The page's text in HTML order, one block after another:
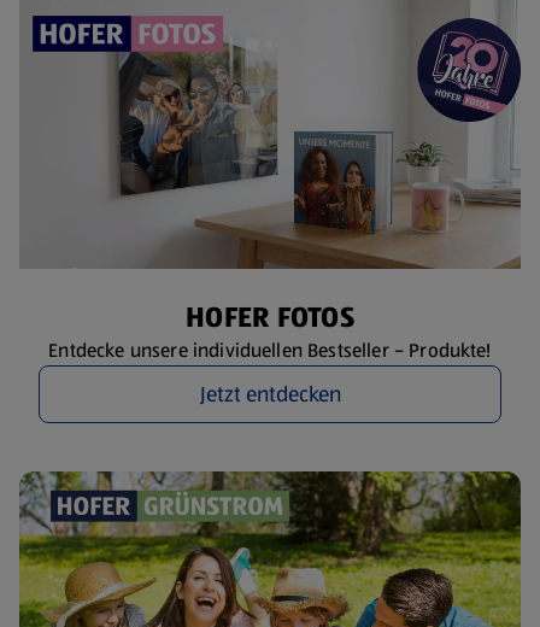
HOFER FOTOS
Entdecke unsere individuellen Bestseller – Produkte!
Jetzt entdecken